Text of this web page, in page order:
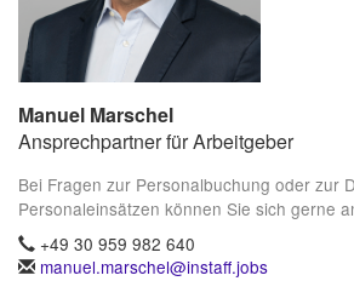
Manuel Marschel
Ansprechpartner für Arbeitgeber
Bei Fragen zur Personalbuchung oder zur
Personaleinsätzen können Sie sich gerne
+49 30 959 982 640
manuel.marschel@instaff.jobs